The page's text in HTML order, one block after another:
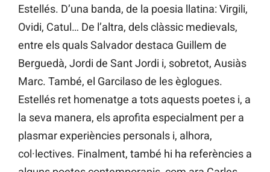
Estellés. D’una banda, de la poesia llatina: Virgili,
Ovidi, Catul… De l’altra, dels clàssic medievals,
entre els quals Salvador destaca Guillem de
Berguedà, Jordi de Sant Jordi i, sobretot, Ausiàs
Marc. També, el Garcilaso de les èglogues.
Estellés ret homenatge a tots aquests poetes i, a
la seva manera, els aprofita especialment per a
plasmar experiències personals i, alhora,
col·lectives. Finalment, també hi ha referències a